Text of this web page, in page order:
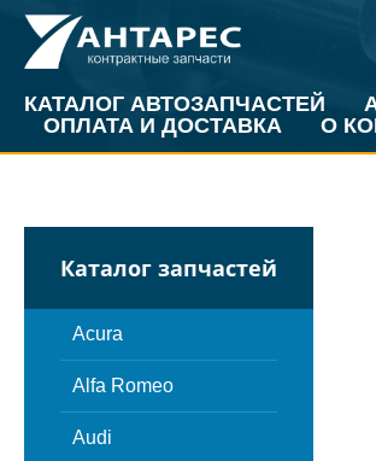
КАТАЛОГ АВТОЗАПЧАСТЕЙ
ОПЛАТА И ДОСТАВКА
О
Каталог запчастей
Acura
Alfa Romeo
Audi